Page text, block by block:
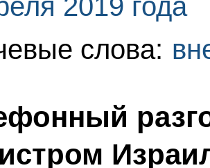
2019 года
слова: